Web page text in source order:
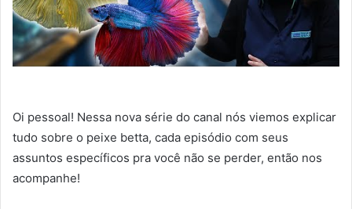
Oi pessoal! Nessa nova série do canal nós viemos explicar
tudo sobre o peixe betta, cada episódio com seus
assuntos específicos pra você não se perder, então nos
acompanhe!